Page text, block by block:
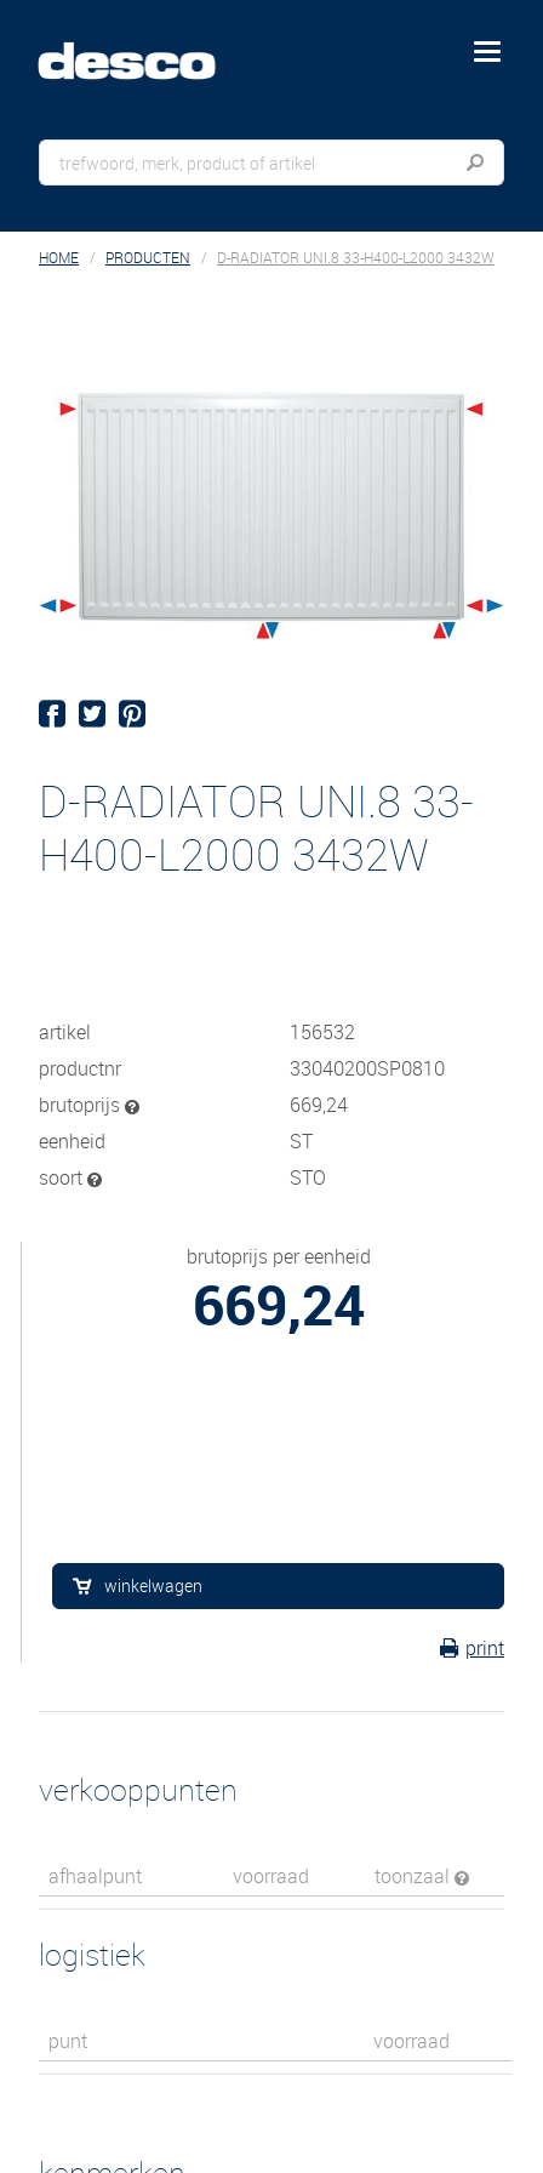
menu
HOME PRODUCTEN D-RADIATOR UNI.8 33-H400-L2000 3432W
D-RADIATOR UNI.8 33-
H400-L2000 3432W
artikel
156532
productnr
33040200SP0810
brutoprijs
669,24
eenheid
ST
soort
STO
brutoprijs per eenheid
669,24
winkelwagen
print
verkooppunten
afhaalpunt voorraad toonzaal
logistiek
punt voorraad